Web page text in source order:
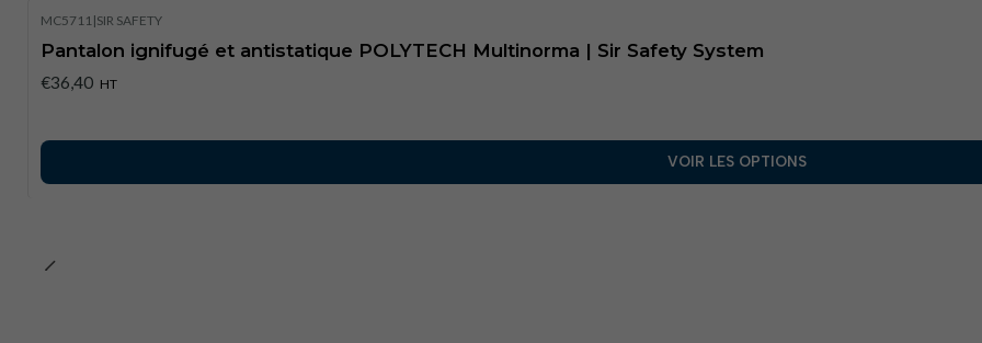
MC5711|SIR SAFETY
Pantalon ignifugé et antistatique POLYTECH Multinorma | Sir Safety System
€36,40 HT
VOIR LES OPTIONS